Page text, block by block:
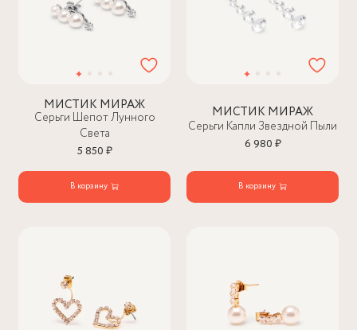
МИСТИК МИРАЖ
Серьги Шепот Лунного
Света
5 850 ₽
В корзину
МИСТИК МИРАЖ
Серьги Капли Звездной Пыли
6 980 ₽
В корзину